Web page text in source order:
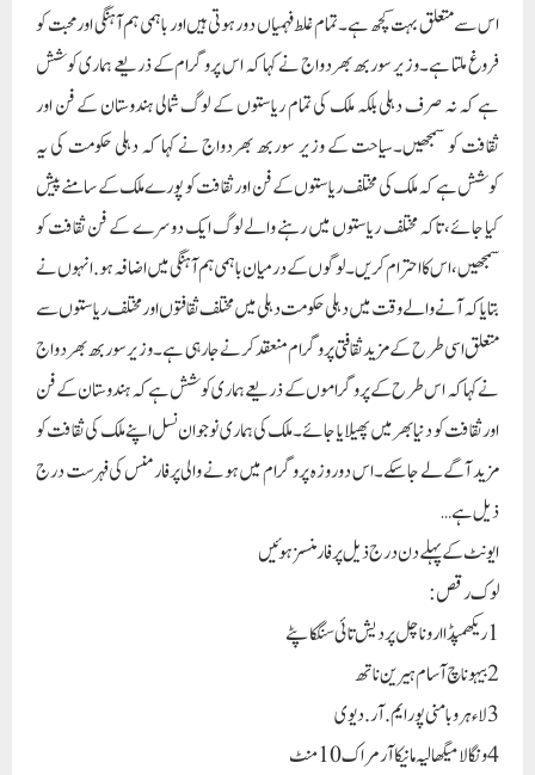
اس سے متعلق بہت کچھ ہے۔تمام غلط فہمیاں دور ہوتی ہیں اور باہمی ہم آہنگی اور محبت کو
فروغ ملتا ہے۔وزیر سوربھ بھردواج نے کہا کہ اس پروگرام کے ذریعے ہماری کوشش
ہے کہ نہ صرف دہلی بلکہ ملک کی تمام ریاستوں کے لوگ شمالی ہندوستان کے فن اور
ثقافت کو سمجھیں۔سیاحت کے وزیر سوربھ بھردواج نے کہا کہ دہلی حکومت کی یہ
کوشش ہے کہ ملک کی مختلف ریاستوں کے فن اور ثقافت کو پورے ملک کے سامنے پیش
کیا جائے، تاکہ مختلف ریاستوں میں رہنے والے لوگ ایک دوسرے کے فن ثقافت کو
سمجھیں، اس کا احترام کریں۔ لوگوں کے درمیان باہمی ہم آہنگی میں اضافہ ہو. انہوں نے
بتایا کہ آنے والے وقت میں دہلی حکومت دہلی میں مختلف ثقافتوں اور مختلف ریاستوں سے
متعلق اسی طرح کے مزید ثقافتی پروگرام منعقد کرنے جا رہی ہے۔وزیر سوربھ بھردواج
نے کہا کہ اس طرح کے پروگراموں کے ذریعے ہماری کوشش ہے کہ ہندوستان کے فن
اور ثقافت کو دنیا بھر میں پھیلایا جائے۔ ملک کی ہماری نوجوان نسل اپنے ملک کی ثقافت کو
مزید آگے لے جا سکے۔اس دو روزہ پروگرام میں ہونے والی پرفارمنس کی فہرست درج
ذیل ہے…
ایونٹ کے پہلے دن درج ذیل پرفارمنسز ہوئیں
لوک رقص:
1 ریکھمپڈا اروناچل پردیش تائی سنگکاپٹے
2 بیہو ناچ آسام ہیرین ناتھ
3 لاء ہروبا منی پور ایم.آر.دیوی
4 ونگالا میگھالیہ مانیکا آر مراک 10 منٹ